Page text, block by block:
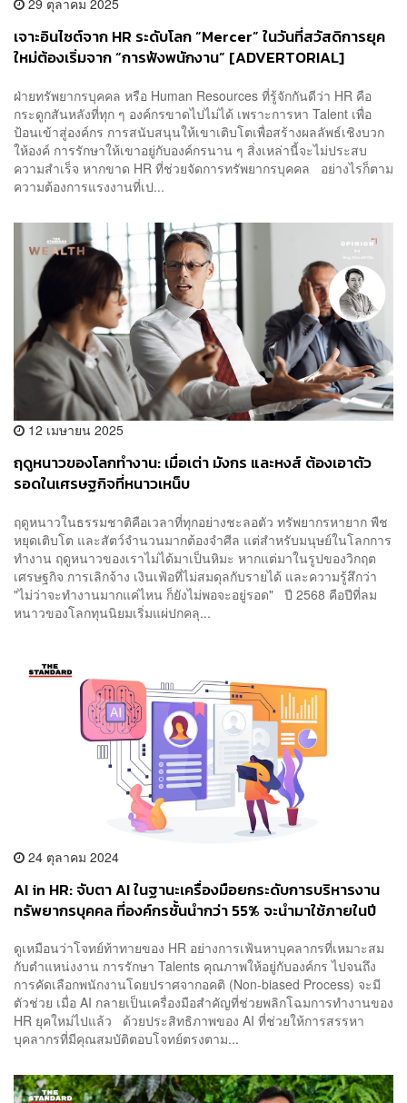
29 ตุลาคม 2025
เจาะอินไซต์จาก HR ระดับโลก “Mercer” ในวันที่สวัสดิการยุค
ใหม่ต้องเริ่มจาก “การฟังพนักงาน” [ADVERTORIAL]
ฝ่ายทรัพยากรบุคคล หรือ Human Resources ที่รู้จักกันดีว่า HR คือ
กระดูกสันหลังที่ทุก ๆ องค์กรขาดไปไม่ได้ เพราะการหา Talent เพื่อ
ป้อนเข้าสู่องค์กร การสนับสนุนให้เขาเติบโตเพื่อสร้างผลลัพธ์เชิงบวก
ให้องค์ การรักษาให้เขาอยู่กับองค์กรนาน ๆ สิ่งเหล่านี้จะไม่ประสบ
ความสำเร็จ หากขาด HR ที่ช่วยจัดการทรัพยากรบุคคล อย่างไรก็ตาม
ความต้องการแรงงานที่เป...
12 เมษายน 2025
ฤดูหนาวของโลกทำงาน: เมื่อเต่า มังกร และหงส์ ต้องเอาตัว
รอดในเศรษฐกิจที่หนาวเหน็บ
ฤดูหนาวในธรรมชาติคือเวลาที่ทุกอย่างชะลอตัว ทรัพยากรหายาก พืช
หยุดเติบโต และสัตว์จำนวนมากต้องจำศีล แต่สำหรับมนุษย์ในโลกการ
ทำงาน ฤดูหนาวของเราไม่ได้มาเป็นหิมะ หากแต่มาในรูปของวิกฤต
เศรษฐกิจ การเลิกจ้าง เงินเฟ้อที่ไม่สมดุลกับรายได้ และความรู้สึกว่า
"ไม่ว่าจะทำงานมากแค่ไหน ก็ยังไม่พอจะอยู่รอด" ปี 2568 คือปีที่ลม
หนาวของโลกทุนนิยมเริ่มแผ่ปกคลุ...
24 ตุลาคม 2024
AI in HR: จับตา AI ในฐานะเครื่องมือยกระดับการบริหารงาน
ทรัพยากรบุคคล ที่องค์กรชั้นนำกว่า 55% จะนำมาใช้ภายในปี
ดูเหมือนว่าโจทย์ท้าทายของ HR อย่างการเฟ้นหาบุคลากรที่เหมาะสม
กับตำแหน่งงาน การรักษา Talents คุณภาพให้อยู่กับองค์กร ไปจนถึง
การคัดเลือกพนักงานโดยปราศจากอคติ (Non-biased Process) จะมี
ตัวช่วย เมื่อ AI กลายเป็นเครื่องมือสำคัญที่ช่วยพลิกโฉมการทำงานของ
HR ยุคใหม่ไปแล้ว ด้วยประสิทธิภาพของ AI ที่ช่วยให้การสรรหา
บุคลากรที่มีคุณสมบัติตอบโจทย์ตรงตาม...